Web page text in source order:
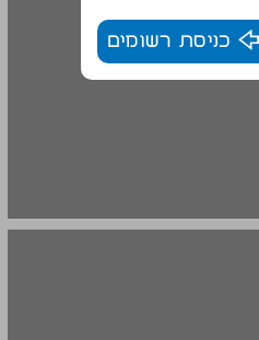
כניסת רשומים